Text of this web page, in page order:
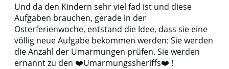
Und da den Kindern sehr viel fad ist und diese
Aufgaben brauchen, gerade in der
Osterferienwoche, entstand die Idee, dass sie eine
völlig neue Aufgabe bekommen werden: Sie werden
die Anzahl der Umarmungen prüfen. Sie werden
ernannt zu den ❤️Umarmungssheriffs❤️ !